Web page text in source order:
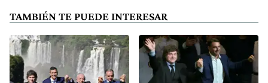
TAMBIÉN TE PUEDE INTERESAR